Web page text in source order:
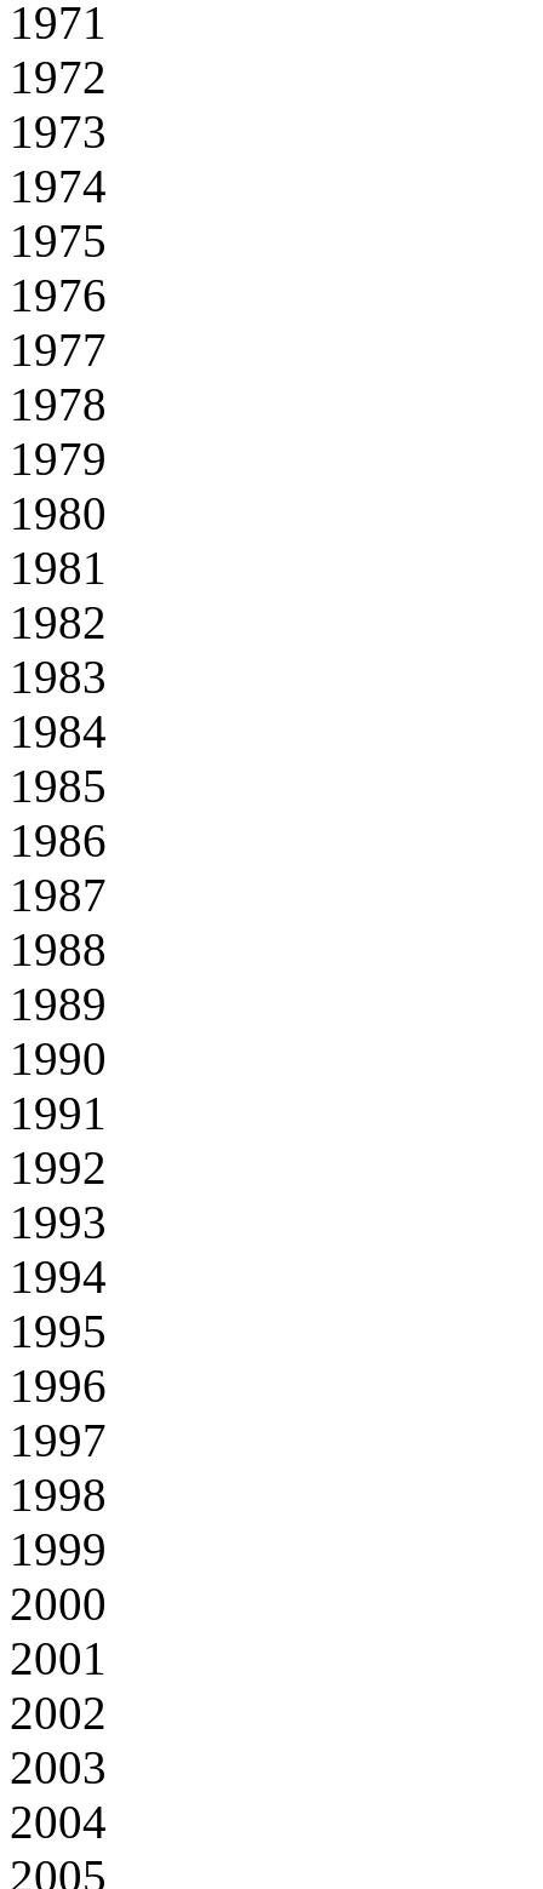
1971
1972
1973
1974
1975
1976
1977
1978
1979
1980
1981
1982
1983
1984
1985
1986
1987
1988
1989
1990
1991
1992
1993
1994
1995
1996
1997
1998
1999
2000
2001
2002
2003
2004
2005